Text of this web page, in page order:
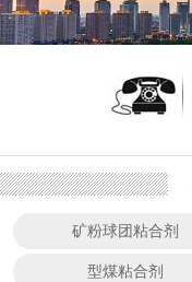
矿粉球团粘合剂
型煤粘合剂